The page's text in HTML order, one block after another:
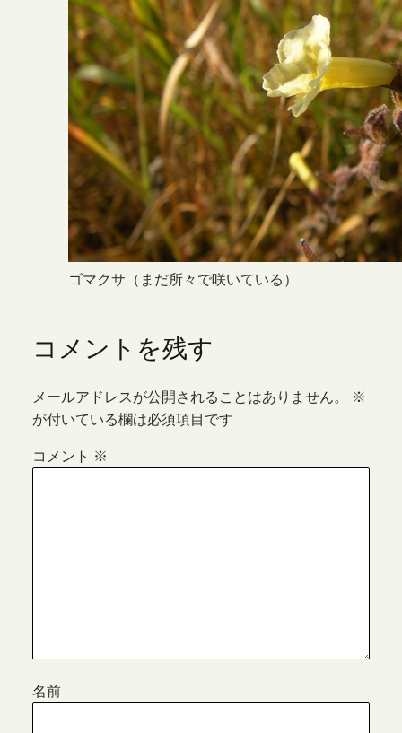
ゴマクサ（まだ所々で咲いている）
コメントを残す
メールアドレスが公開されることはありません。
※
が付いている欄は必須項目です
コメント ※
名前